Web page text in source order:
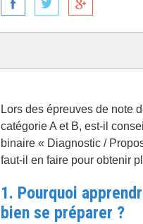
Lors des épreuves de note
catégorie A et B, est-il
binaire « Diagnostic /
faut-il en faire pour obtenir
1. Pourquoi
bien se préparer ?